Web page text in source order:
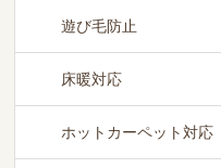
遊び毛防止
床暖対応
ホットカーペット対応